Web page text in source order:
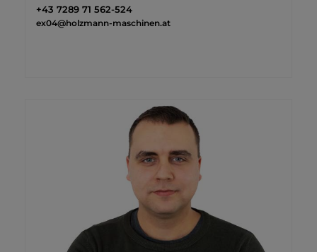
+43 7289 71 562-524
ex04@holzmann-maschinen.at